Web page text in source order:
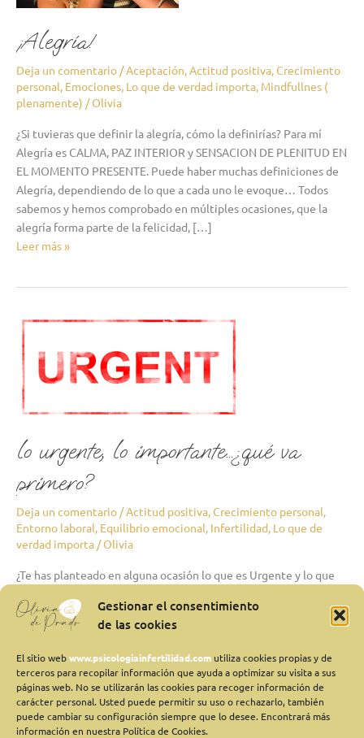
Gestionar el consentimiento
de las cookies
El sitio webwww.psicologiainfertilidad.com utiliza cookies propias y de
terceros para recopilar información que ayuda a optimizar su visita a sus
páginas web. No se utilizarán las cookies para recoger información de
carácter personal. Usted puede permitir su uso o rechazarlo, también
puede cambiar su configuración siempre que lo desee. Encontrará más
información en nuestra Política de Cookies.
¡Alegría!
Deja un comentario /Aceptación,Actitud positiva,Crecimiento
personal, Emociones, Lo que de verdad importa, Mindfullnes (
plenamente) /Olivia
¿Si tuvieras que definir la alegría, cómo la definirías? Para mí
Alegría es CALMA, PAZ INTERIOR y SENSACION DE PLENITUD EN
EL MOMENTO PRESENTE. Puede haber muchas definiciones de
Alegría, dependiendo de lo que a cada uno le evoque… Todos
sabemos y hemos comprobado en múltiples ocasiones, que la
alegría forma parte de la felicidad, […]
Leer más »
lo urgente, lo importante…¿qué va
primero?
Deja un comentario /Actitud positiva,Crecimiento personal,
Entorno laboral, Equilibrio emocional, Infertilidad, Lo que de
verdad importa /Olivia
¿Te has planteado en alguna ocasión lo que es Urgente y lo que
una pequeña aclaración en relación a estos dos términos. Lo
Importante tiene un componente subjetivo. Son aquellas cosas a
lo
urgente,
lo
importante…
¿qué
va
primero?
Leer más »